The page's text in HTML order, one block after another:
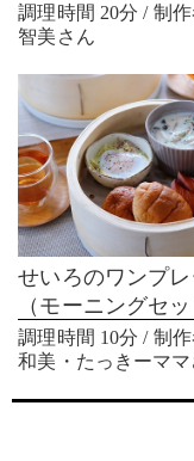
調理時間 20分 / 制作
智美さん
せいろのワンプレ
（モーニングセッ
調理時間 10分 / 制作
和美・たっきーママ